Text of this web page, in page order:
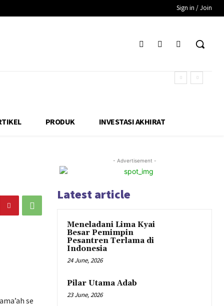
Sign in / Join
PRODUK INVESTASI AKHIRAT
se
- Advertisement -
Latest article
Meneladani Lima Kyai
Besar Pemimpin
Pesantren Terlama di
Indonesia
24 June, 2026
Pilar Utama Adab
23 June, 2026